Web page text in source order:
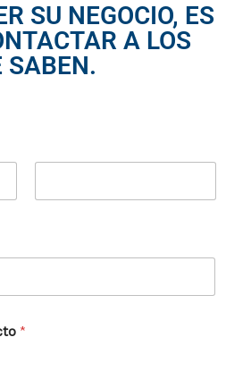
SU NEGOCIO, ES
A LOS
SABEN.
*